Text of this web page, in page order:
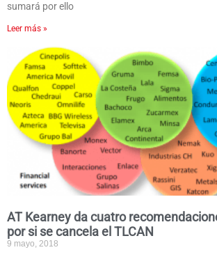
sumará por ello
Leer más »
AT Kearney da cuatro
por si se cancela el TLCAN
9 mayo, 2018